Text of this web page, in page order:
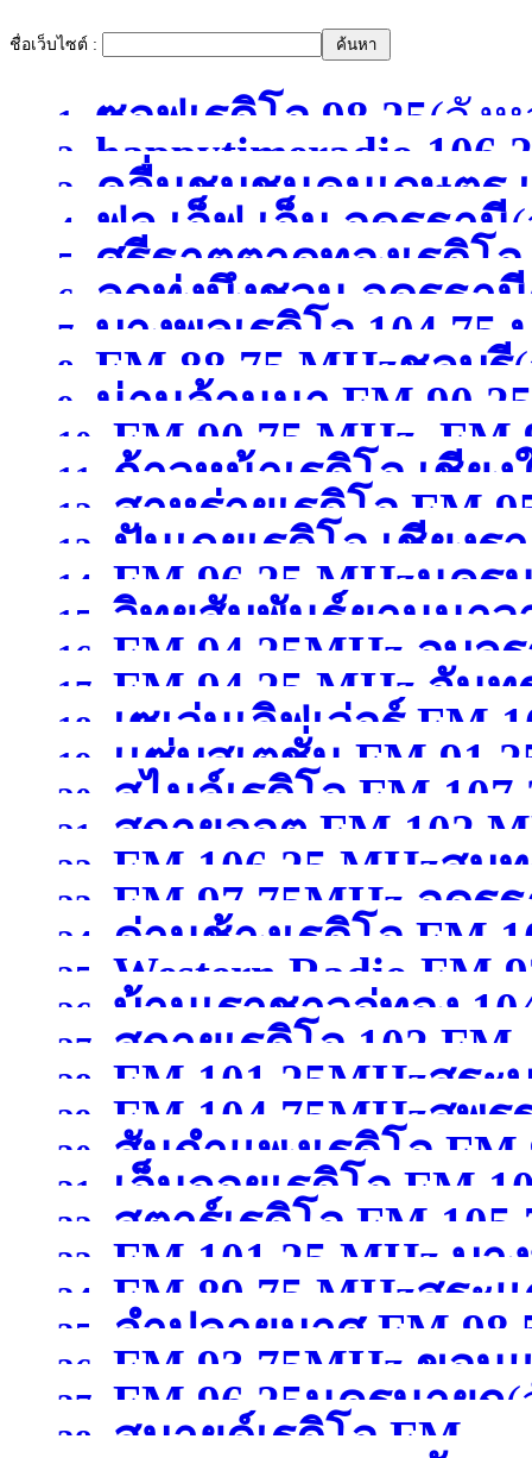
ชื่อเว็บไซต์ :
1. ซอฟเรดิโอ 98.25(จัง
2.
happytimeradio
)
3. คลื่นชุมชนคนเกษตร
4. ฟูล เอ็ฟ เอ็ม อุดรธานี
5.
ศรีธาตุตาดทองเรดิโ
อุดรธานี(จังหวัดอุดรธา
6. ลูกทุ่งบึงชวน อุดรธานี
7. บางพูลเรดิโอ 104.75
8. FM 88.75 MHzชลบุรี
9. น่านล้านนา FM
10. FM 90.75 MHz, FM
11. ก้าวหน้าเรดิโอ เชียง
12. สาหร่ายเรดิโอ FM
13. ปันเกยเรดิโอ เชียงร
14. FM 96.25 MHzนคร
15.
วิทยุสัมพันธ์ยานนาว
MHzกรุงเทพมหานคร(
16. FM 94.25MHz อุบล
17. FM 94.25 MHz จันท
18.
เซเว่นเลิฟเว่อร์ FM
สุพรรณบุรี )
19. เเซ่บสเตชั่น
20. สไมล์เรดิโอ FM
21. สกายออต FM 102
22. FM 106.25 MHzสมุ
)
23. FM 97.75MHz อุดร
24.
ด่านช้างเรดิโอ FM
สุพรรณบุรี )
25.
Western Radio
)
26.
บ้านเราชาวอู่ทอง
สุพรรณบุรี )
27. สกายเรดิโอ 102 FM
28. FM 101.25MHzสระ
29. FM 104.75MHzสุพ
30.
สันกำแพงเรดิโอ FM
เชียงใหม่ )
31.
เอ็นจอยเรดิโอ FM
ขอนแก่น )
32.
สตาร์เรดิโอ FM
เชียงราย )
33. FM 101.25 MHz บา
สมุทรปราการ )
34. FM 89.75 MHzสระ
35. ลำปลายมาศ FM
36. FM 93.75MHz ขอน
37. FM 96.25นครนายก
38. สมายด์เรดิโอ FM